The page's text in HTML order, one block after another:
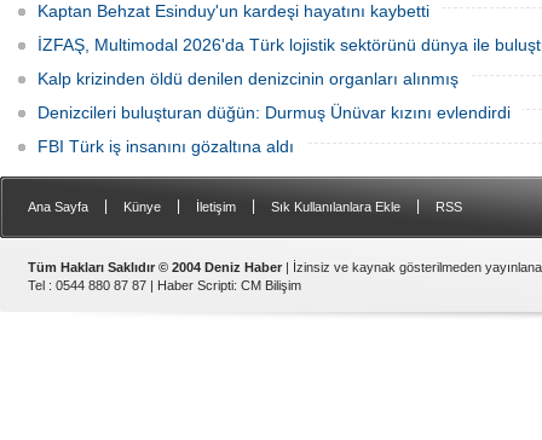
Kaptan Behzat Esinduy'un kardeşi hayatını kaybetti
İZFAŞ, Multimodal 2026'da Türk lojistik sektörünü dünya ile
Kalp krizinden öldü denilen denizcinin organları alınmış
Denizcileri buluşturan düğün: Durmuş Ünüvar kızını evlendirdi
FBI Türk iş insanını gözaltına aldı
Ana Sayfa Künye İletişim Sık Kullanılanlara Ekle RSS
Tüm Hakları Saklıdır © 2004 Deniz Haber | İzinsiz ve kaynak gösterilmeden
Tel : 0544 880 87 87 | Haber Scripti: CM Bilişim